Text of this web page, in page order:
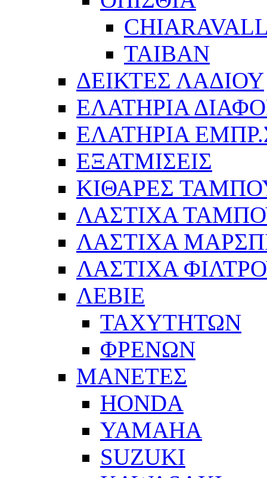
ΤΑΙΒΑΝ
ΔΕΙΚΤΕΣ ΛΑΔΙΟΥ
ΕΛΑΤΗΡΙΑ
ΕΛΑΤΗΡΙΑ
ΕΞΑΤΜΙΣΕΙΣ
ΚΙΘΑΡΕΣ
ΛΑΣΤΙΧΑ
ΛΑΣΤΙΧΑ
ΛΑΣΤΙΧΑ
ΛΕΒΙΕ
ΤΑΧΥΤΗΤΩΝ
ΦΡΕΝΩΝ
ΜΑΝΕΤΕΣ
HONDA
YAMAHA
SUZUKI